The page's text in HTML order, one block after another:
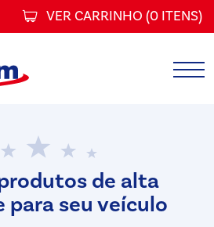
VER CARRINHO (0 ITENS)
de alta
para seu veículo